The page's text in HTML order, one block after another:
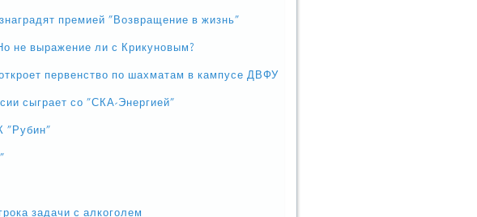
премией "Возвращение в жизнь"
не выражение ли с Крикуновым?
первенство по шахматам в кампусе ДВФУ
сыграет со "СКА-Энергией"
"Рубин"
задачи с алкоголем